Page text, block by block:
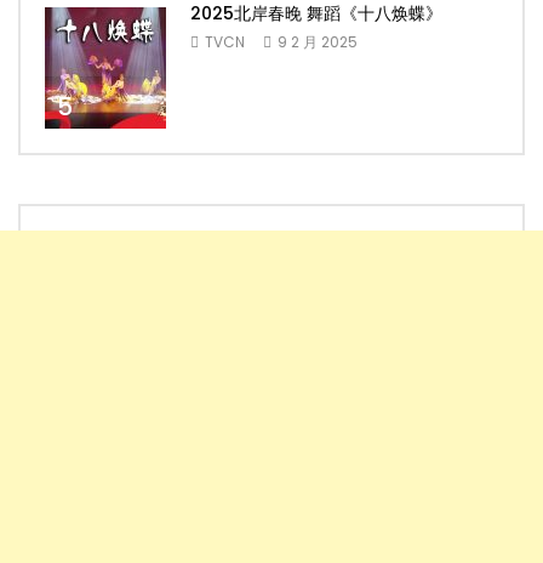
5
2025北岸春晚 舞蹈《十八焕蝶》
TVCN 9 2 月 2025